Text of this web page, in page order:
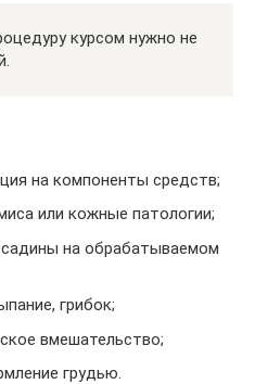
курсом нужно не
на компоненты средств;
или кожные патологии;
на обрабатываемом
грибок;
вмешательство;
грудью.